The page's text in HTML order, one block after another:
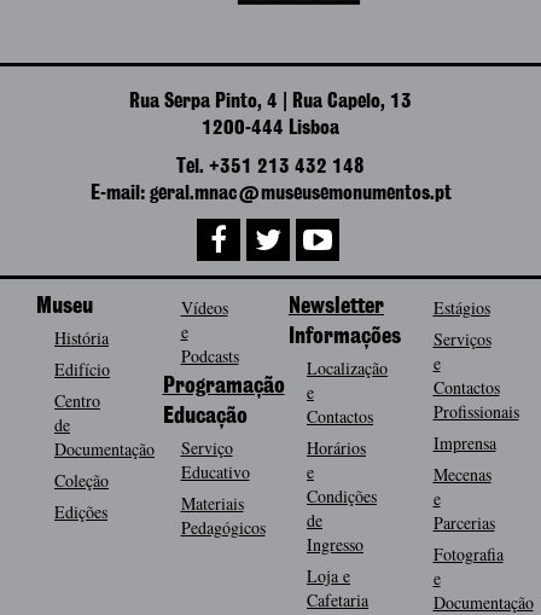
Rua Serpa Pinto, 4 | Rua Capelo, 13
1200-444 Lisboa
Tel. +351 213 432 148
E-mail: geral.mnac@museusemonumentos.pt
Museu
História
Edifício
Centro
de
Documentação
Coleção
Edições
Vídeos
e
Podcasts
Programação
Educação
Serviço
Educativo
Materiais
Pedagógicos
Newsletter
Informações
Localização
e
Contactos
Horários
e
Condições
de
Ingresso
Loja e
Cafetaria
Estágios
Serviços
e
Contactos
Profissionais
Imprensa
Mecenas
e
Parcerias
Fotografia
e
Documentação